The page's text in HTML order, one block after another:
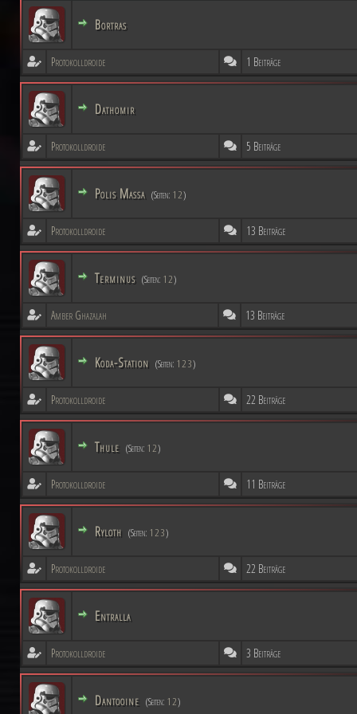
Bortras
Protokolldroide 1 Beiträge
Dathomir
Protokolldroide 5 Beiträge
Polis Massa (Seiten: 12)
Protokolldroide 13 Beiträge
Terminus (Seiten: 12)
Amber Ghazalah 13 Beiträge
Koda-Station (Seiten: 123)
Protokolldroide 22 Beiträge
Thule (Seiten: 12)
Protokolldroide 11 Beiträge
Ryloth (Seiten: 123)
Protokolldroide 22 Beiträge
Entralla
Protokolldroide 3 Beiträge
Dantooine (Seiten: 12)